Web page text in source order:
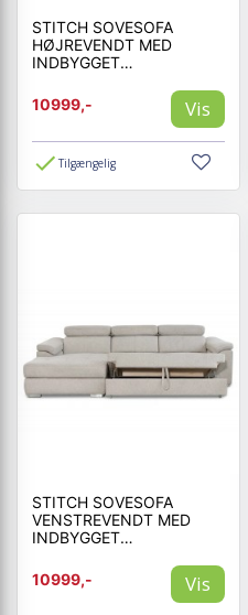
STITCH SOVESOFA
HØJREVENDT MED
INDBYGGET
10999,-
Vis
Tilgængelig
STITCH SOVESOFA
VENSTREVENDT MED
INDBYGGET
10999,-
Vis